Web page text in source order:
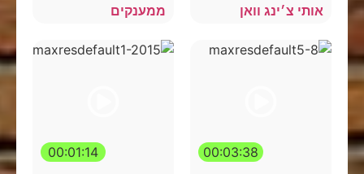
אותי צ׳ינג וואן
ממענקים
00:03:38
00:01:14